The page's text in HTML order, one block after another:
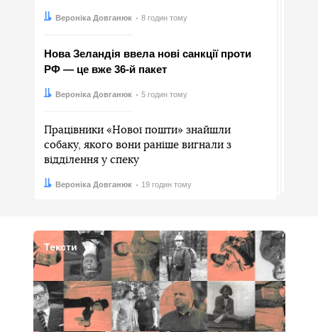
Автор:
Вероніка Довганюк
Дата: 8 годин тому
Нова Зеландія ввела нові санкції проти
РФ — це вже 36-й пакет
Автор:
Вероніка Довганюк
Дата: 5 годин тому
Працівники «Нової пошти» знайшли
собаку, якого вони раніше вигнали з
відділення у спеку
Автор:
Вероніка Довганюк
Дата: 19 годин тому
Тексти